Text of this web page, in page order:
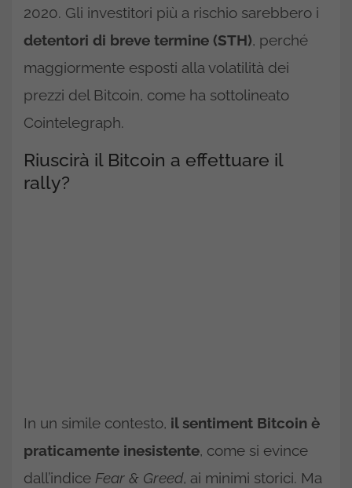
2020. Gli investitori più a rischio sarebbero i
detentori di breve termine (STH), perché
maggiormente esposti alla volatilità dei
prezzi del Bitcoin, come ha sottolineato
Cointelegraph.
Riuscirà il Bitcoin a effettuare il
rally?
In un simile contesto, il sentiment Bitcoin è
praticamente inesistente, come si evince
dall’indice Fear & Greed, ai minimi storici. Ma